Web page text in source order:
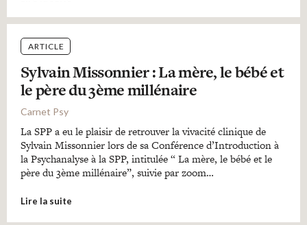
ARTICLE
Sylvain Missonnier : La mère, le bébé et
le père du 3ème millénaire
Carnet Psy
La SPP a eu le plaisir de retrouver la vivacité clinique de
Sylvain Missonnier lors de sa Conférence d’Introduction à
la Psychanalyse à la SPP, intitulée “ La mère, le bébé et le
père du 3ème millénaire”, suivie par zoom…
Lire la suite